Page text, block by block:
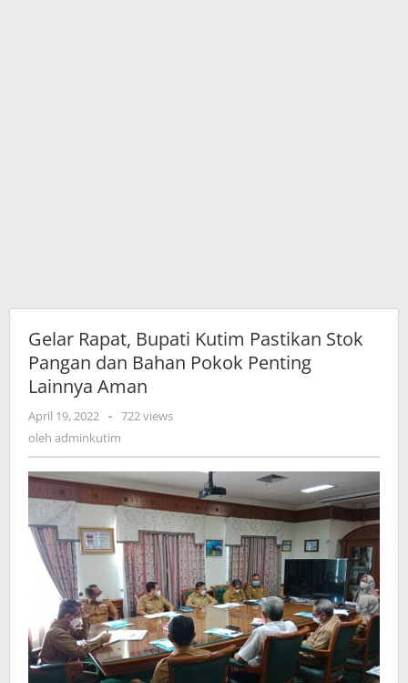
Gelar Rapat, Bupati Kutim Pastikan Stok
Pangan dan Bahan Pokok Penting
Lainnya Aman
April 19, 2022 oleh
adminkutim
- 722 views
oleh adminkutim